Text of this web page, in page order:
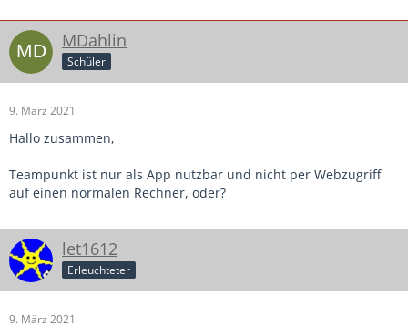
MDahlin
Schüler
9. März 2021
Hallo zusammen,
Teampunkt ist nur als App nutzbar und nicht per Webzugriff
auf einen normalen Rechner, oder?
let1612
Erleuchteter
9. März 2021